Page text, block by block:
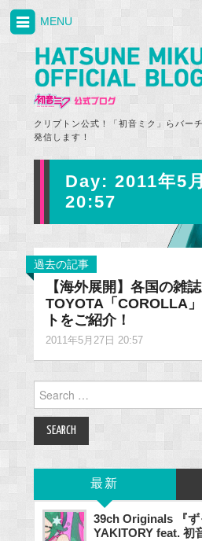
クリプトン公式！「初音ミク」らバー
発信します！
MENU
Day: 2011年5
20:57
過去の記事
【海外展開】各国の雑
TOYOTA「COROLLA
トをご紹介！
2011年5月27日 20:57
Search
for:
最新
39ch Originals 『
YAKITORY feat. 初